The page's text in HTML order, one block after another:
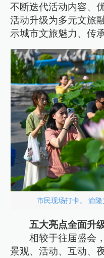
不断迭代活动内容、
活动升级为多元文旅
示城市文旅魅力、传
市民现场打卡。 渝
五大亮点全面升
相较于往届盛会
景观、活动、互动、